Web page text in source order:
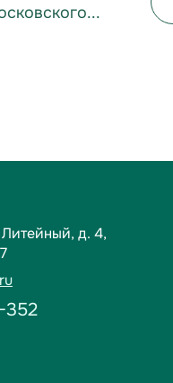
д. 4,
352